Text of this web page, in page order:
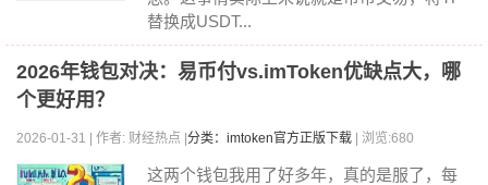
替换成USDT...
2026年钱包对决：易币付vs.imToken优缺点大，哪
个更好用？
2026-01-31 | 作者: 财经热点 | 分类：imtoken官方正版下载 | 浏览:680
这两个钱包我用了好多年，真的是服了，每